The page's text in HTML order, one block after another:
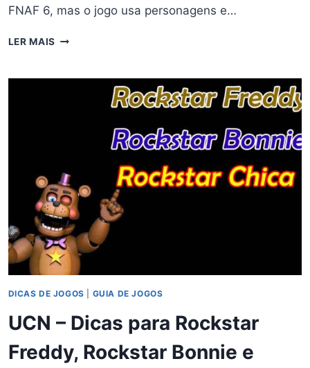
FNAF 6, mas o jogo usa personagens e…
LER MAIS INTRODUÇÃO
6
DICAS DE JOGOS GUIA DE JOGOS
UCN – Dicas para Rockstar
Freddy, Rockstar Bonnie e